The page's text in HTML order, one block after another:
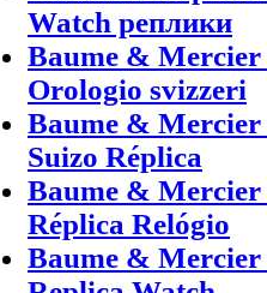
Watch реплики
Baume &
Orologio svizzeri
Baume &
Suizo Réplica
Baume &
Réplica Relógio
Baume &